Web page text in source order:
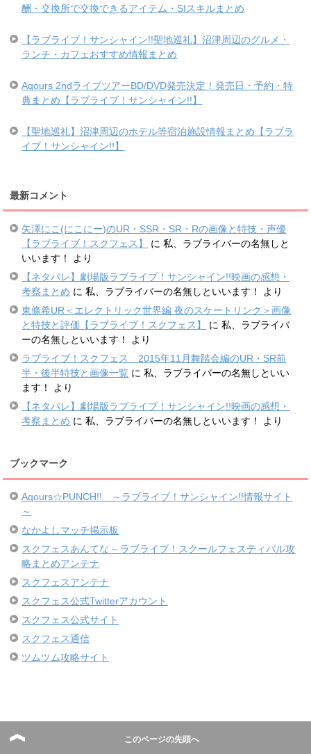
酬・交換所で交換できるアイテム・SIスキルまとめ
【ラブライブ！サンシャイン!!聖地巡礼】沼津周辺のグルメ・
ランチ・カフェおすすめ情報まとめ
Aqours 2ndライブツアーBD/DVD発売決定！発売日・予約・特
典まとめ【ラブライブ！サンシャイン!!】
【聖地巡礼】沼津周辺のホテル等宿泊施設情報まとめ【ラブラ
イブ！サンシャイン!!】
最新コメント
矢澤にこ(にこにー)のUR・SSR・SR・Rの画像と特技・声優
【ラブライブ！スクフェス】
に私、ラブライバーの名無しと
いいます！
より
【ネタバレ】劇場版ラブライブ！サンシャイン!!映画の感想・
考察まとめ に私、ラブライバーの名無しといいます！
より
東條希UR＜エレクトリック世界編 夜のスケートリンク＞画像
と特技と評価【ラブライブ！スクフェス】
に私、ラブライバ
ーの名無しといいます！
より
ラブライブ！スクフェス 2015年11月舞踏会編のUR・SR前
半・後半特技と画像一覧 に私、ラブライバーの名無しといい
ます！
より
【ネタバレ】劇場版ラブライブ！サンシャイン!!映画の感想・
考察まとめ に私、ラブライバーの名無しといいます！ より
ブックマーク
Aqours☆PUNCH!! ～ラブライブ！サンシャイン!!情報サイト
～
なかよしマッチ掲示板
スクフェスあんてな – ラブライブ！スクールフェスティバル攻
略まとめアンテナ
スクフェスアンテナ
スクフェス公式Twitterアカウント
スクフェス公式サイト
スクフェス通信
ツムツム攻略サイト
このページの先頭へ